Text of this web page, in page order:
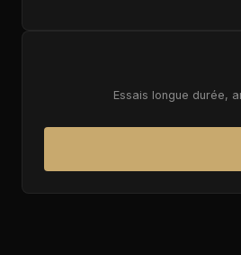
Essais longue durée,